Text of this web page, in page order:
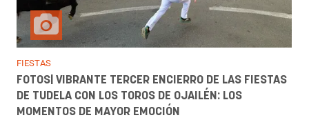
FIESTAS
FOTOS| VIBRANTE TERCER ENCIERRO DE LAS FIESTAS
DE TUDELA CON LOS TOROS DE OJAILÉN: LOS
MOMENTOS DE MAYOR EMOCIÓN